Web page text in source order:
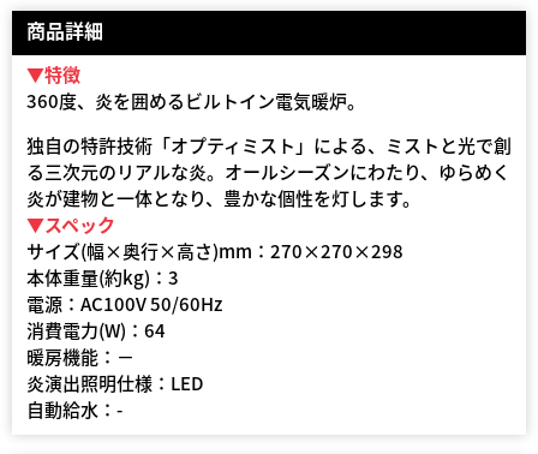
商品詳細
▼特徴
360度、炎を囲めるビルトイン電気暖炉。
独自の特許技術「オプティミスト」による、ミストと光で創
る三次元のリアルな炎。オールシーズンにわたり、ゆらめく
炎が建物と一体となり、豊かな個性を灯します。
▼スペック
サイズ(幅×奥行×高さ)mm：270×270×298
本体重量(約kg)：3
電源：AC100V 50/60Hz
消費電力(W)：64
暖房機能：－
炎演出照明仕様：LED
自動給水：-